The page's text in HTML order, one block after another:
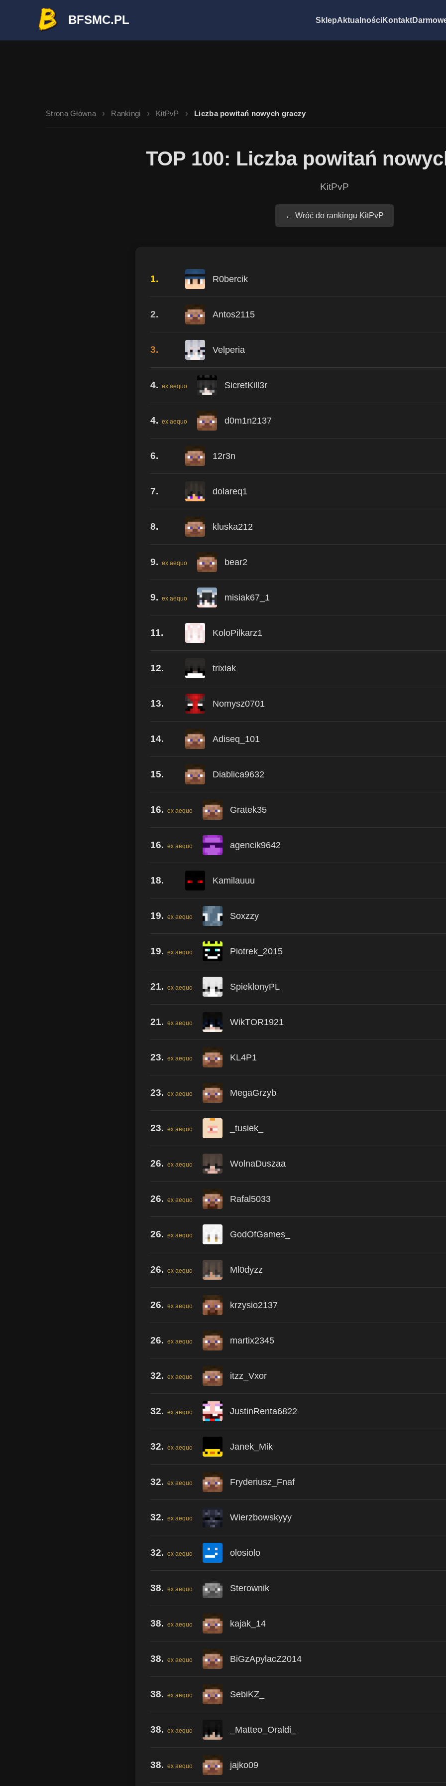
BFSMC.PL SklepAktualnościKontakt
Strona Główna Rankingi KitPvP Liczba powitań nowych graczy
TOP 100: Liczba powitań
KitPvP
← Wróć do rankingu KitPvP
1. R0bercik
2. Antos2115
3. Velperia
4. ex aequo SicretKill3r
4. ex aequo d0m1n2137
6. 12r3n
7. dolareq1
8. kluska212
9. ex aequo bear2
9. ex aequo misiak67_1
11. KoloPilkarz1
12. trixiak
13. Nomysz0701
14. Adiseq_101
15. Diablica9632
16. ex aequo Gratek35
16. ex aequo agencik9642
18. Kamilauuu
19. ex aequo Soxzzy
19. ex aequo Piotrek_2015
21. ex aequo SpieklonyPL
21. ex aequo WikTOR1921
23. ex aequo KL4P1
23. ex aequo MegaGrzyb
23. ex aequo _tusiek_
26. ex aequo WolnaDuszaa
26. ex aequo Rafal5033
26. ex aequo GodOfGames_
26. ex aequo Ml0dyzz
26. ex aequo krzysio2137
26. ex aequo martix2345
32. ex aequo itzz_Vxor
32. ex aequo JustinRenta6822
32. ex aequo Janek_Mik
32. ex aequo Fryderiusz_Fnaf
32. ex aequo Wierzbowskyyy
32. ex aequo olosiolo
38. ex aequo Sterownik
38. ex aequo kajak_14
38. ex aequo BiGzApylacZ2014
38. ex aequo SebiKZ_
38. ex aequo _Matteo_Oraldi_
38. ex aequo jajko09